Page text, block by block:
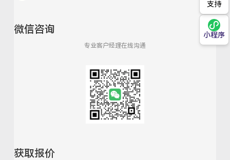
微信咨询
专业客户经理在线沟通
获取报价
支持
小程序